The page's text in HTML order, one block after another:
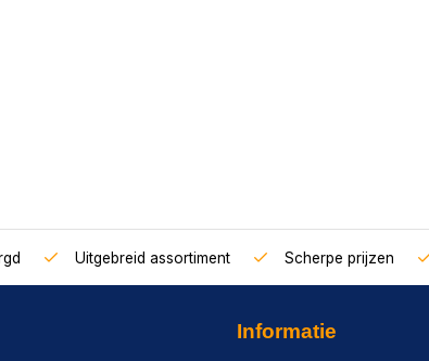
Uitgebreid assortiment Scherpe prijzen
Informatie